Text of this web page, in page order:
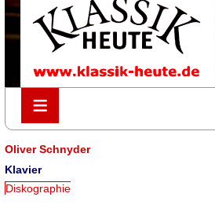
≡
≡
Oliver Schnyder
Klavier
Diskographie